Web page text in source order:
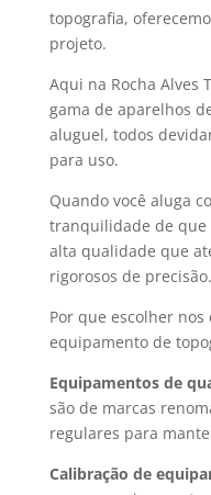
topografia,
projeto.
Aqui na Rocha Alves
gama de aparelhos
aluguel, todos
para uso.
Quando você aluga
tranquilidade de que
alta qualidade que
rigorosos de precisão.
Por que escolher
equipamento de
Equipamentos de
são de marcas
regulares para
Calibração de